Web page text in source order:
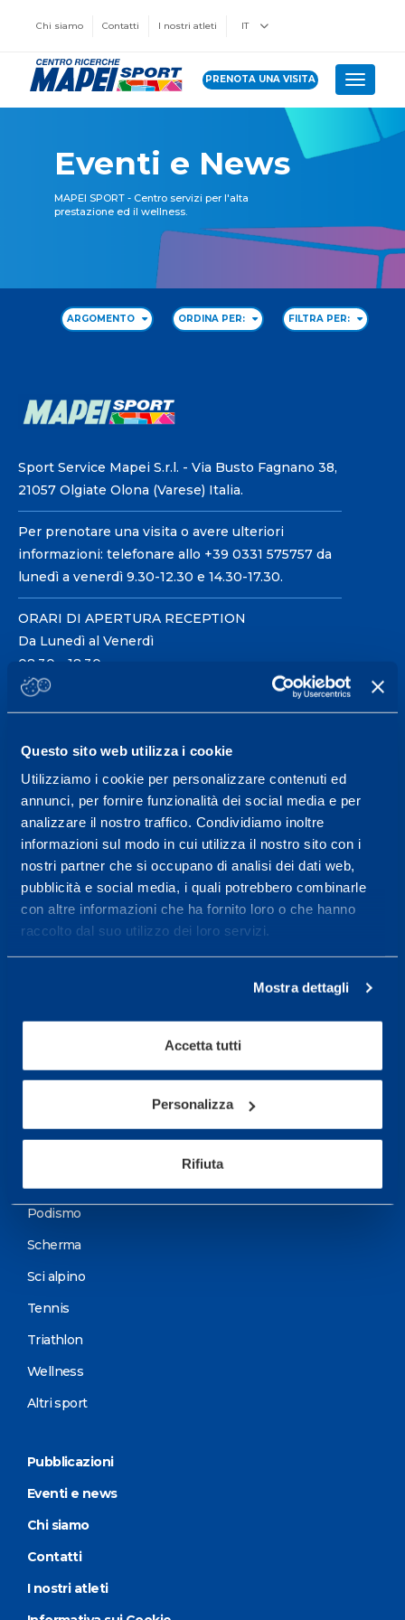
Questo sito web utilizza i cookie
Utilizziamo i cookie per personalizzare contenuti ed
annunci, per fornire funzionalità dei social media e per
analizzare il nostro traffico. Condividiamo inoltre
informazioni sul modo in cui utilizza il nostro sito con i
nostri partner che si occupano di analisi dei dati web,
pubblicità e social media, i quali potrebbero combinarle
con altre informazioni che ha fornito loro o che hanno
raccolto dal suo utilizzo dei loro servizi.
Mostra dettagli
Accetta tutti
Personalizza
Rifiuta
Chi siamo Contatti I nostri atleti IT
PRENOTA UNA VISITA Toggle
Eventi e News
MAPEI SPORT - Centro servizi per l'alta
prestazione ed il wellness.
ARGOMENTO ORDINA PER: FILTRA PER:
Sport Service Mapei S.r.l. - Via Busto Fagnano 38,
21057 Olgiate Olona (Varese) Italia.
Per prenotare una visita o avere ulteriori
informazioni: telefonare allo +39 0331 575757 da
lunedì a venerdì 9.30-12.30 e 14.30-17.30.
ORARI DI APERTURA RECEPTION
Da Lunedì al Venerdì
08.30 - 18.30
Centro servizi per l'alta
prestazione ed il
wellness.
Maggiori informazioni
Servizi
Servizi Medici
Test di valutazione
Podismo
Scherma
Sci alpino
Tennis
Triathlon
Wellness
Altri sport
Pubblicazioni
Eventi e news
Chi siamo
Contatti
I nostri atleti